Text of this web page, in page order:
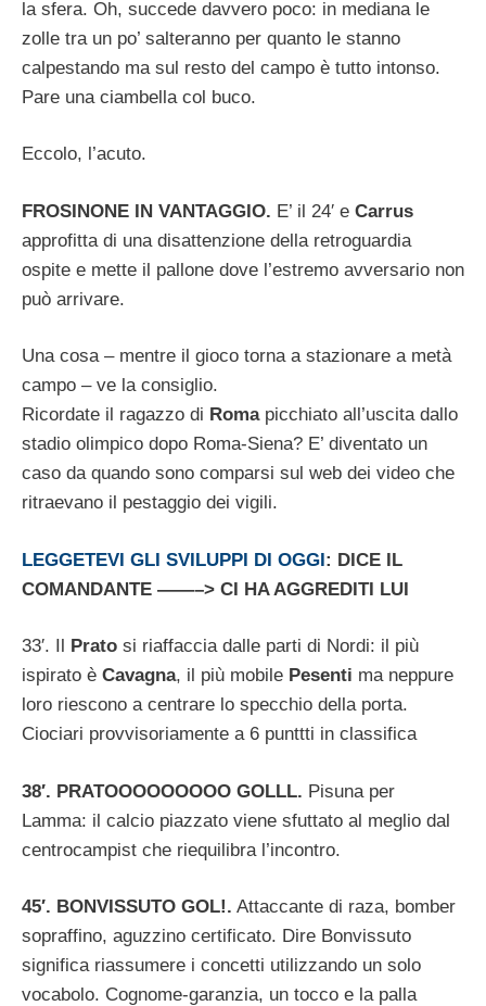
la sfera. Oh, succede davvero poco: in mediana le
zolle tra un po’ salteranno per quanto le stanno
calpestando ma sul resto del campo è tutto intonso.
Pare una ciambella col buco.
Eccolo, l’acuto.
FROSINONE IN VANTAGGIO. E’ il 24′ e Carrus
approfitta di una disattenzione della retroguardia
ospite e mette il pallone dove l’estremo avversario non
può arrivare.
Una cosa – mentre il gioco torna a stazionare a metà
campo – ve la consiglio.
Ricordate il ragazzo di Romapicchiato all’uscita dallo
stadio olimpico dopo Roma-Siena? E’ diventato un
caso da quando sono comparsi sul web dei video che
ritraevano il pestaggio dei vigili.
LEGGETEVI GLI SVILUPPI DI OGGI: DICE IL
COMANDANTE ——–> CI HA AGGREDITI LUI
33′. Il Prato si riaffaccia dalle parti di Nordi: il più
ispirato è Cavagna, il più mobile Pesenti ma neppure
loro riescono a centrare lo specchio della porta.
Ciociari provvisoriamente a 6 punttti in classifica
38′. PRATOOOOOOOOO GOLLL. Pisuna per
Lamma: il calcio piazzato viene sfuttato al meglio dal
centrocampist che riequilibra l’incontro.
45′. BONVISSUTO GOL!. Attaccante di raza, bomber
sopraffino, aguzzino certificato. Dire Bonvissuto
significa riassumere i concetti utilizzando un solo
vocabolo. Cognome-garanzia, un tocco e la palla